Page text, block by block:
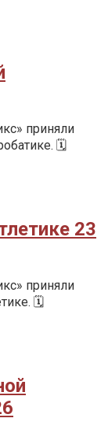
приняли
🗓️
23
приняли
🗓️